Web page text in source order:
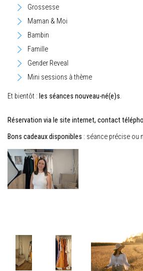
Grossesse
Maman & Moi
Bambin
Famille
Gender Reveal
Mini sessions à thème
Et bientôt : les séances nouveau-né(e)s.
Réservation via le site internet, contact
Bons cadeaux disponibles : séance précise ou